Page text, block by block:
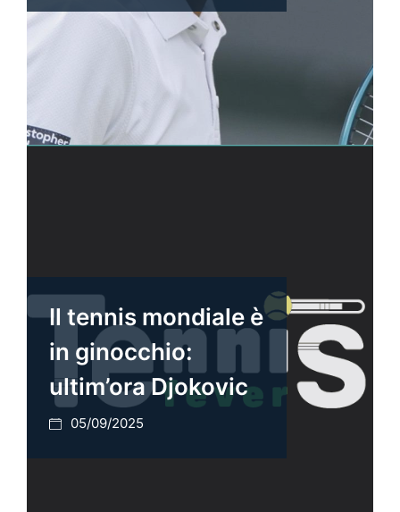
Il tennis mondiale è
in ginocchio:
ultim’ora Djokovic
05/09/2025